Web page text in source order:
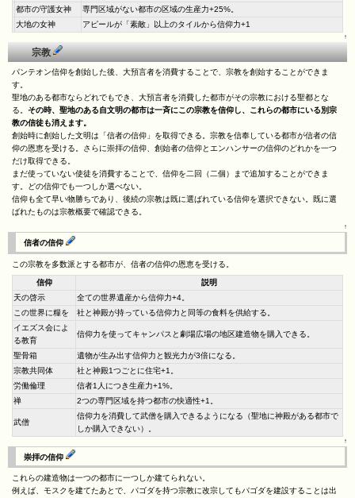
都市の守護女神
専門区域がない都市の区域の生産力+25%。
大地の女神
アピールが「素敵」以上のタイルから信仰力+1
↑
宗教
パンテオン信仰を創始した後、大預言者を消費することで、宗教を創始することができま
す。
聖地のある都市ならどれでもでき、大預言者を消費した都市がその宗教における聖都とな
る。 その時、聖地のある自文明の都市は一斉にこの宗教を信仰し、これらの都市にいる別宗
教の信徒も消えます。
創始時に創始した文明は「信者の信仰」を取得できる。宗教を信奉している都市が信者の信
仰の恩恵を受ける。さらに崇拝の信仰、創始者の信仰とエンハンサーの信仰のどれかを一つ
だけ取得できる。
まだ使っていない使徒を消費することで、信仰を二回（二個）まで追加することができま
す。どの信仰でも一つしか選べない。
信仰も全て早い物勝ちであり、後続の宗教は既に選ばれている信仰を選択できない。既に選
ばれたものは宗教概要で確認できる。
↑
信者の信仰
この宗教を多数派とする都市が、信者の信仰の恩恵を受ける。
信仰
説明
天の啓示
全ての世界遺産から信仰力+4。
この世界に糧を
社と神殿が持っている信仰力と同等の食料を供給する。
イエズス会によ
る教育
信仰力を使ってキャンパスと劇場広場の地区建造物を購入できる。
聖骨箱
遺物が生み出す信仰力と観光力が3倍になる。
宗教共同体
社と神殿1つごとに住宅+1。
労働倫理
信者1人につき生産力+1%。
禅
2つの専門区域を持つ都市の快適性+1。
武僧
信仰力を消費して武僧を購入できるようになる（聖地に神殿がある都市で
しか購入できない）。
↑
崇拝の信仰
これらの建造物は一つの都市に一つしか建てられない。
例えば、モスクを建てたあとで、パゴダを持つ宗教に改宗してもパゴダを建設することは出